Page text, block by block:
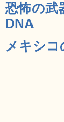
恐怖の武
DNA
メキシ